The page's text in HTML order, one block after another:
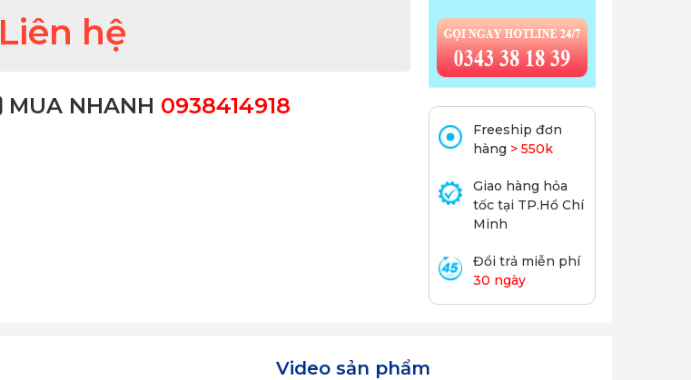
Liên hệ
MUA NHANH 0938414918
Freeship đơn
hàng > 550k
Giao hàng hỏa
tốc tại TP.Hồ Chí
Minh
Đổi trả miễn phí
30 ngày
Video sản phẩm